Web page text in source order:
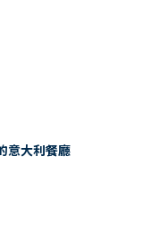
意大利餐廳